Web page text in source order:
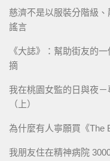
慈濟不是以服裝分階級
謠言
《大誌》：幫助街友的
摘
我在桃園女監的日與夜
（上）
為什麼有人寧願買《The
我朋友住在精神病院